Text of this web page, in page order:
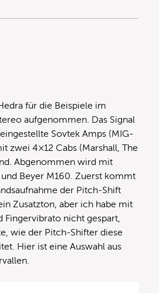
für die Beispiele im
aufgenommen. Das Signal
Sovtek Amps (MIG-
zwei 4×12 Cabs (Marshall, The
Abgenommen wird mit
Beyer M160. Zuerst kommt
der Pitch-Shift
Zusatzton, aber ich habe mit
Fingervibrato nicht gespart,
wie der Pitch-Shifter diese
Hier ist eine Auswahl aus